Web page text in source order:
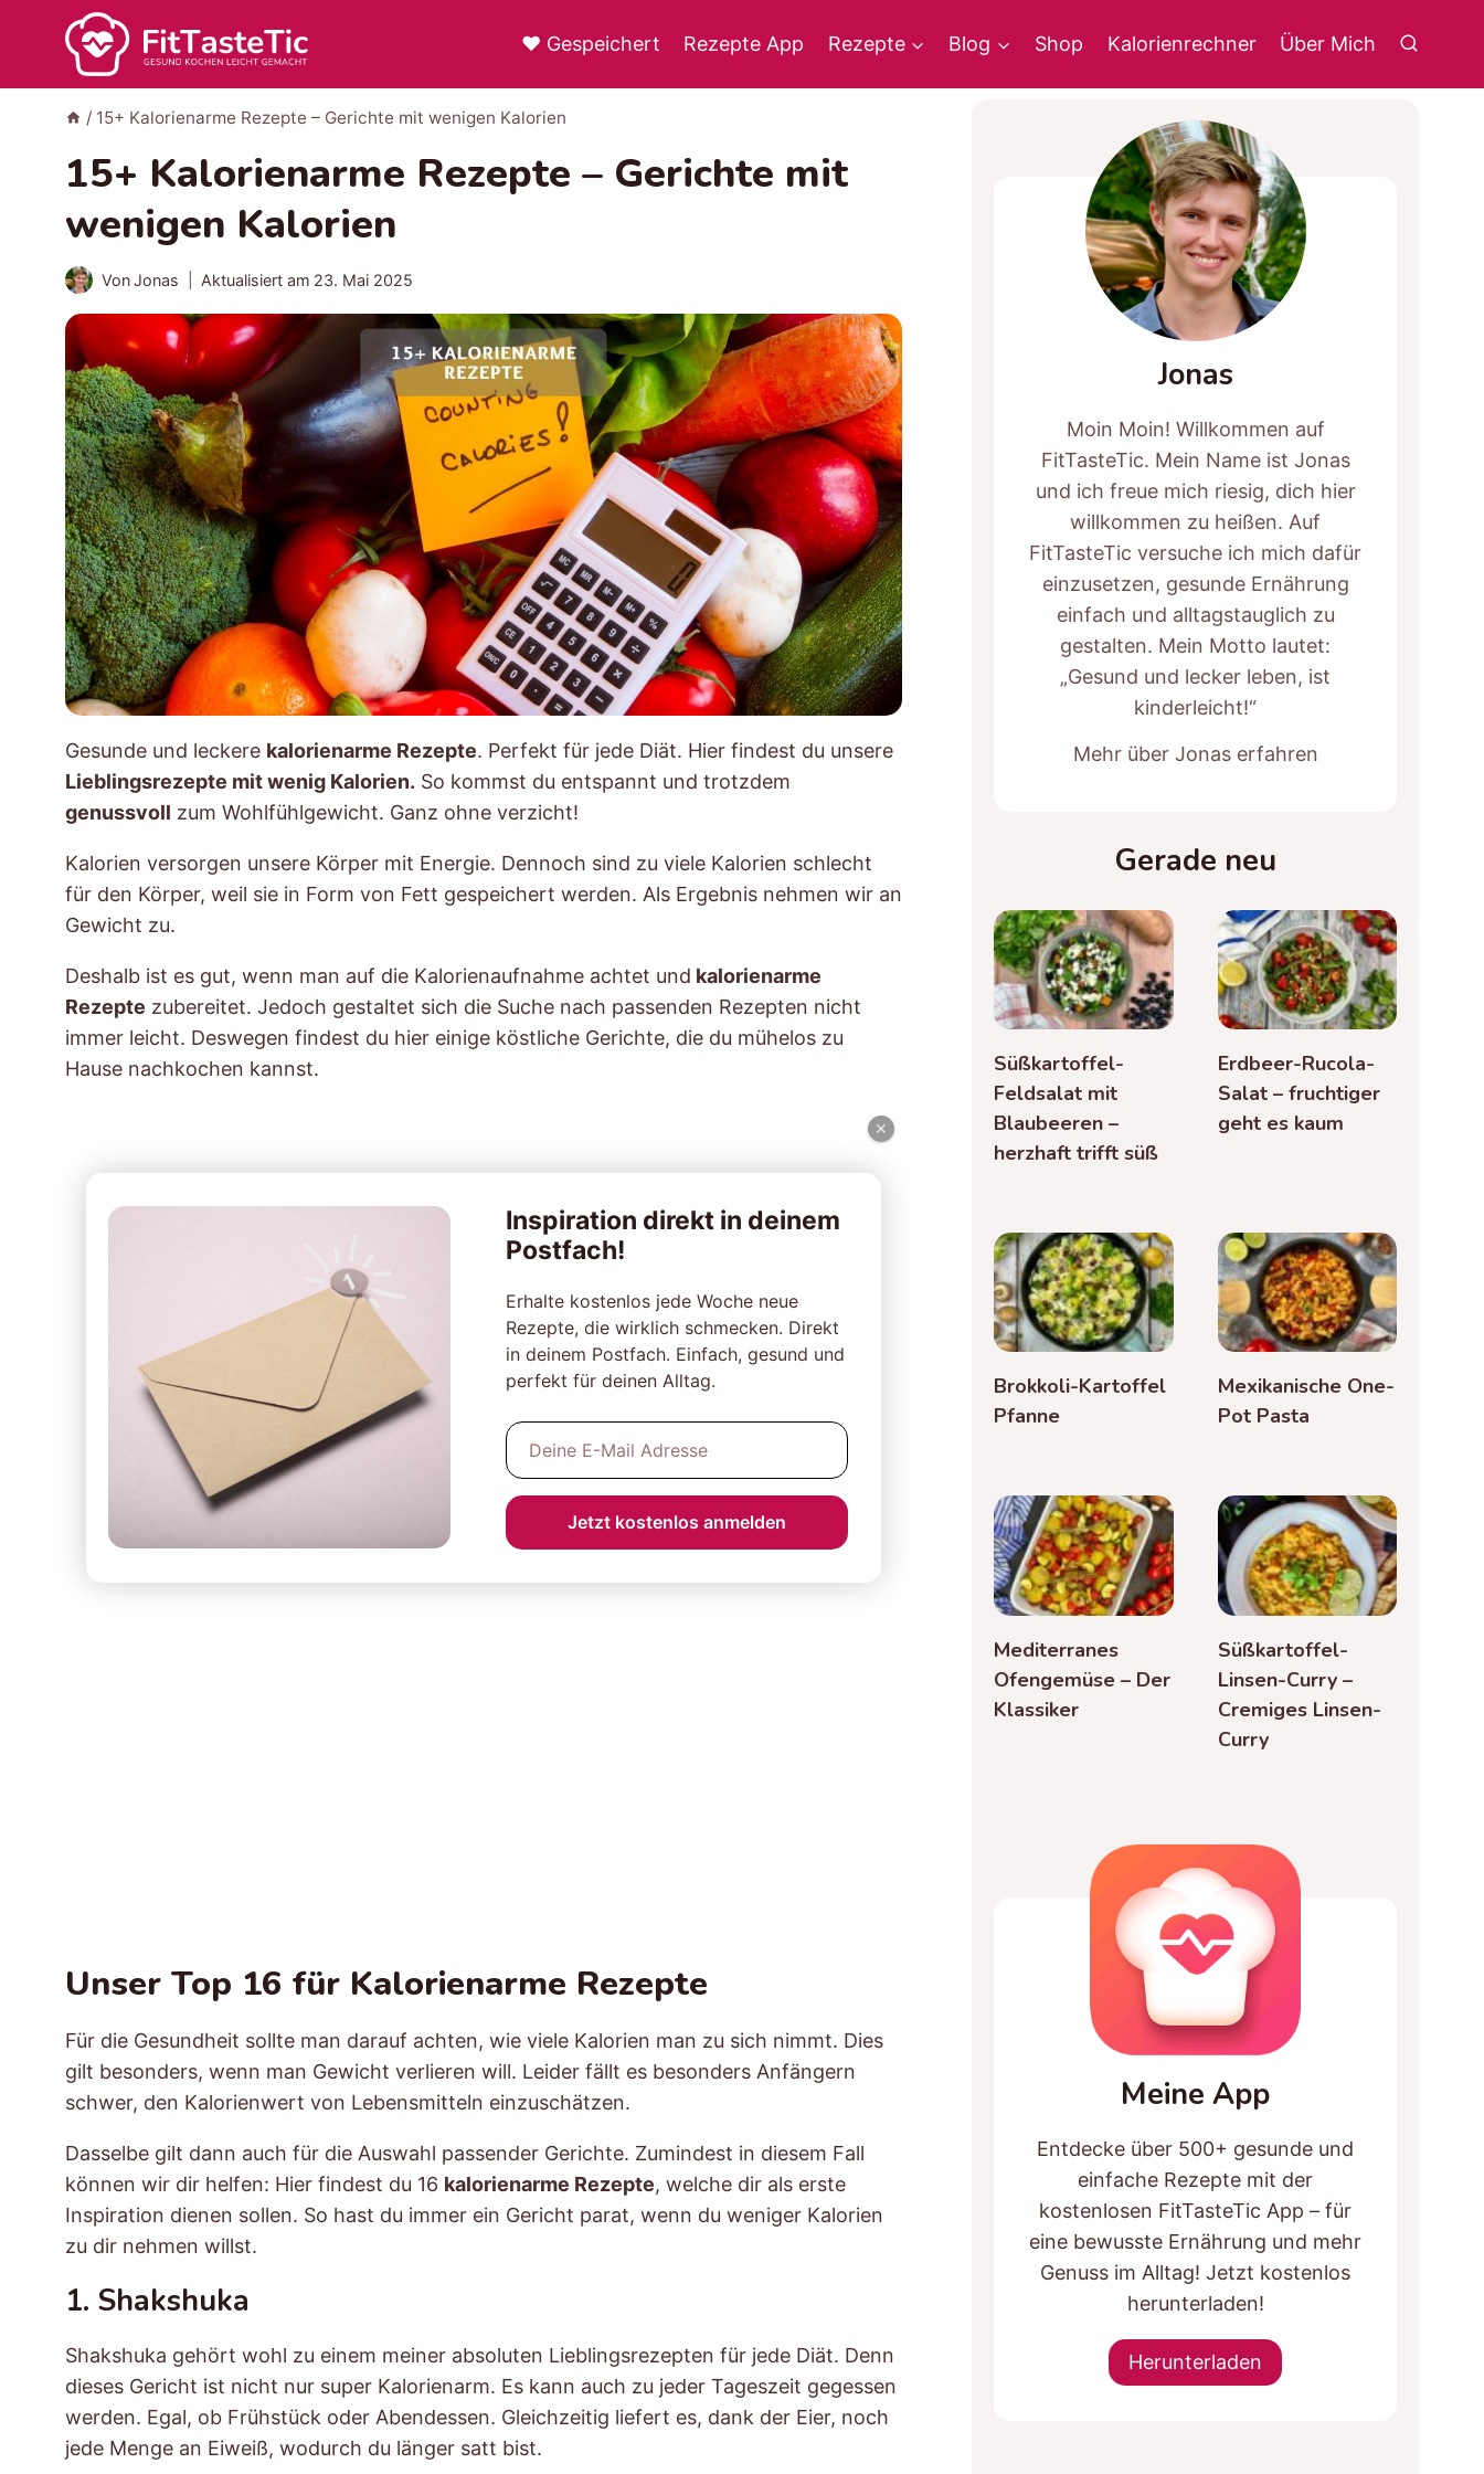
springen
♥ Gespeichert Rezepte App Rezepte Blog Shop Kalorienrechner Über Mich
/ 15+ Kalorienarme Rezepte – Gerichte mit wenigen Kalorien
15+ Kalorienarme Rezepte – Gerichte mit
wenigen Kalorien
VonJonas Aktualisiert am 23. Mai 2025
Gesunde und leckere kalorienarme Rezepte. Perfekt für jede Diät. Hier findest du unsere
Lieblingsrezepte mit wenig Kalorien. So kommst du entspannt und trotzdem
genussvoll zum Wohlfühlgewicht. Ganz ohne verzicht!
Kalorien versorgen unsere Körper mit Energie. Dennoch sind zu viele Kalorien schlecht
für den Körper, weil sie in Form von Fett gespeichert werden. Als Ergebnis nehmen wir an
Gewicht zu.
Deshalb ist es gut, wenn man auf die Kalorienaufnahme achtet und kalorienarme
Rezepte zubereitet. Jedoch gestaltet sich die Suche nach passenden Rezepten nicht
immer leicht. Deswegen findest du hier einige köstliche Gerichte, die du mühelos zu
Hause nachkochen kannst.
×
Inspiration direkt in deinem
Postfach!
Erhalte kostenlos jede Woche neue
Rezepte, die wirklich schmecken. Direkt
in deinem Postfach. Einfach, gesund und
perfekt für deinen Alltag.
Jetzt kostenlos anmelden
Unser Top 16 für Kalorienarme Rezepte
Für die Gesundheit sollte man darauf achten, wie viele Kalorien man zu sich nimmt. Dies
gilt besonders, wenn man Gewicht verlieren will. Leider fällt es besonders Anfängern
schwer, den Kalorienwert von Lebensmitteln einzuschätzen.
Dasselbe gilt dann auch für die Auswahl passender Gerichte. Zumindest in diesem Fall
können wir dir helfen: Hier findest du 16 kalorienarme Rezepte, welche dir als erste
Inspiration dienen sollen. So hast du immer ein Gericht parat, wenn du weniger Kalorien
zu dir nehmen willst.
1. Shakshuka
Shakshuka gehört wohl zu einem meiner absoluten Lieblingsrezepten für jede Diät. Denn
dieses Gericht ist nicht nur super Kalorienarm. Es kann auch zu jeder Tageszeit gegessen
werden. Egal, ob Frühstück oder Abendessen. Gleichzeitig liefert es, dank der Eier, noch
jede Menge an Eiweiß, wodurch du länger satt bist.
Jonas
Moin Moin! Willkommen auf
FitTasteTic. Mein Name ist Jonas
und ich freue mich riesig, dich hier
willkommen zu heißen. Auf
FitTasteTic versuche ich mich dafür
einzusetzen, gesunde Ernährung
einfach und alltagstauglich zu
gestalten. Mein Motto lautet:
„Gesund und lecker leben, ist
kinderleicht!“
Mehr über Jonas erfahren
Gerade neu
Süßkartoffel-
Feldsalat mit
Blaubeeren –
herzhaft trifft süß
Erdbeer-Rucola-
Salat – fruchtiger
geht es kaum
Brokkoli-Kartoffel
Pfanne
Mexikanische One-
Pot Pasta
Mediterranes
Ofengemüse – Der
Klassiker
Süßkartoffel-
Linsen-Curry –
Cremiges Linsen-
Curry
Meine App
Entdecke über 500+ gesunde und
einfache Rezepte mit der
kostenlosen FitTasteTic App – für
eine bewusste Ernährung und mehr
Genuss im Alltag! Jetzt kostenlos
herunterladen!
Herunterladen